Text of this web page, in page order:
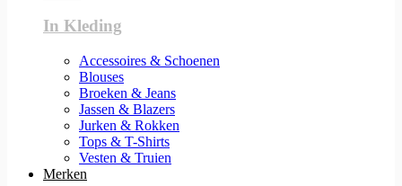
In Kleding
Accessoires & Schoenen
Blouses
Broeken & Jeans
Jassen & Blazers
Jurken & Rokken
Tops & T-Shirts
Vesten & Truien
Merken